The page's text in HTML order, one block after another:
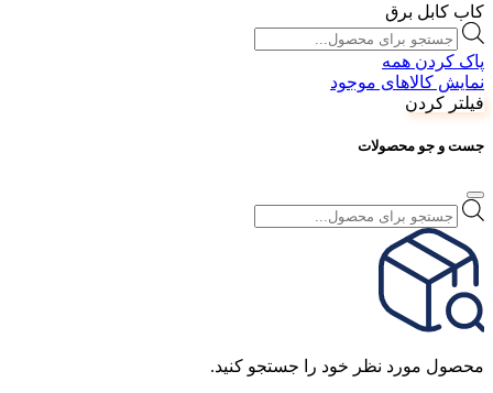
کاب کابل برق
Products
search
پاک کردن همه
نمایش کالاهای موجود
فیلتر کردن
جست و جو محصولات
Products
search
محصول مورد نظر خود را جستجو کنید.